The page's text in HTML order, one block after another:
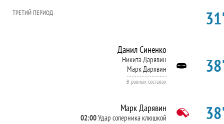
ТРЕТИЙ ПЕРИОД
Данил Синенко
Никита Дарявин
Марк Дарявин
В равных составах
Марк Дарявин
02:00Удар соперника клюшкой